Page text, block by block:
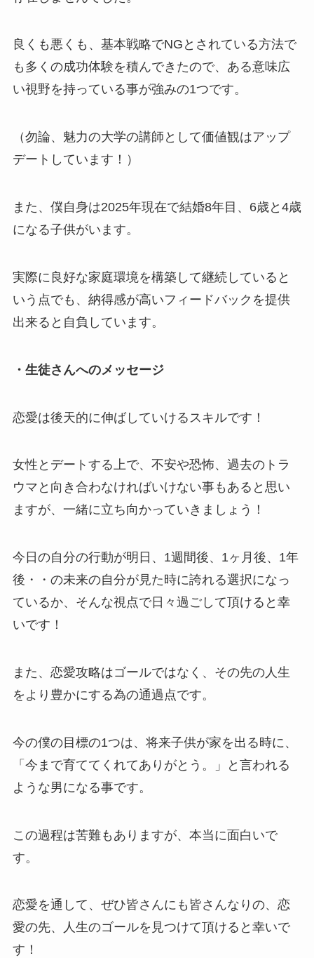
良くも悪くも、基本戦略でNGとされている方法で
も多くの成功体験を積んできたので、ある意味広
い視野を持っている事が強みの1つです。
（勿論、魅力の大学の講師として価値観はアップ
デートしています！）
また、僕自身は2025年現在で結婚8年目、6歳と4歳
になる子供がいます。
実際に良好な家庭環境を構築して継続していると
いう点でも、納得感が高いフィードバックを提供
出来ると自負しています。
・生徒さんへのメッセージ
恋愛は後天的に伸ばしていけるスキルです！
女性とデートする上で、不安や恐怖、過去のトラ
ウマと向き合わなければいけない事もあると思い
ますが、一緒に立ち向かっていきましょう！
今日の自分の行動が明日、1週間後、1ヶ月後、1年
後・・の未来の自分が見た時に誇れる選択になっ
ているか、そんな視点で日々過ごして頂けると幸
いです！
また、恋愛攻略はゴールではなく、その先の人生
をより豊かにする為の通過点です。
今の僕の目標の1つは、将来子供が家を出る時に、
「今まで育ててくれてありがとう。」と言われる
ような男になる事です。
この過程は苦難もありますが、本当に面白いで
す。
恋愛を通して、ぜひ皆さんにも皆さんなりの、恋
愛の先、人生のゴールを見つけて頂けると幸いで
す！